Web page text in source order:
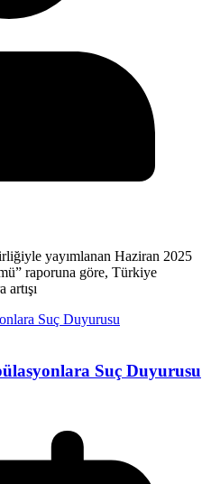
yayımlanan Haziran 2025
raporuna göre, Türkiye
Suç Duyurusu